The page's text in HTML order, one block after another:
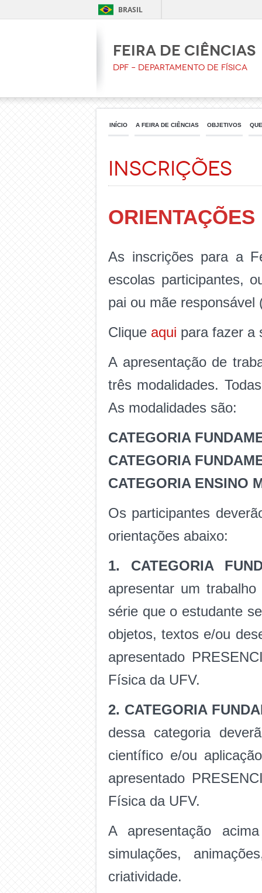
BRASIL
Feira de Ciências
DPF – Departamento de Física
INÍCIO A FEIRA DE CIÊNCIAS OBJETIVOS
Inscrições
As inscrições para a
escolas participantes,
pai ou mãe responsável
Clique aqui para fazer a
A apresentação de
três modalidades.
As modalidades são:
CATEGORIA
CATEGORIA
CATEGORIA ENSINO
Os participantes
orientações abaixo:
1. CATEGORIA
apresentar um
série que o estudante
objetos, textos e/ou
apresentado
Física da UFV.
2. CATEGORIA
dessa categoria
científico e/ou
apresentado
Física da UFV.
A apresentação
simulações,
criatividade.